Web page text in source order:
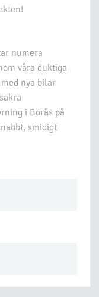
numera
våra duktiga
nya bilar
i Borås på
smidigt